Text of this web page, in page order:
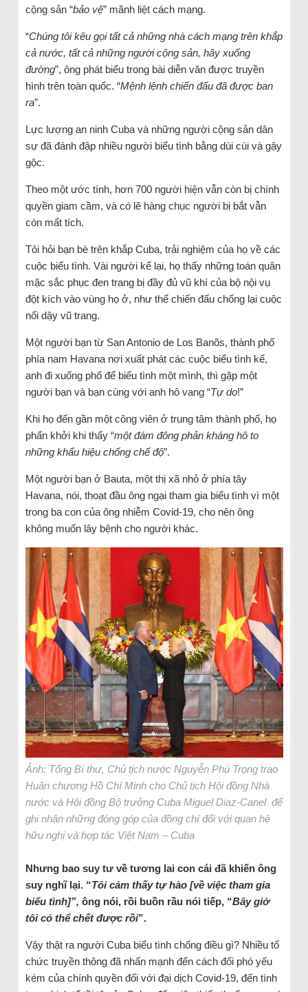
cộng sản “bảo vệ” mãnh liệt cách mạng.
“Chúng tôi kêu gọi tất cả những nhà cách mạng trên khắp
cả nước, tất cả những người cộng sản, hãy xuống
đường”, ông phát biểu trong bài diễn văn được truyền
hình trên toàn quốc. “Mệnh lệnh chiến đấu đã được ban
ra”.
Lực lượng an ninh Cuba và những người cộng sản dân
sự đã đánh đập nhiều người biểu tình bằng dùi cùi và gậy
gộc.
Theo một ước tính, hơn 700 người hiện vẫn còn bị chính
quyền giam cầm, và có lẽ hàng chục người bị bắt vẫn
còn mất tích.
Tôi hỏi bạn bè trên khắp Cuba, trải nghiệm của họ về các
cuộc biểu tình. Vài người kể lại, họ thấy những toán quân
mặc sắc phục đen trang bị đầy đủ vũ khí của bộ nội vụ
đột kích vào vùng họ ở, như thể chiến đấu chống lại cuộc
nổi dậy vũ trang.
Một người bạn từ San Antonio de Los Banõs, thành phố
phía nam Havana nơi xuất phát các cuộc biểu tình kể,
anh đi xuống phố để biểu tình một mình, thì gặp một
người bạn và bạn cùng với anh hô vang “Tự do!”
Khi họ đến gần một công viên ở trung tâm thành phố, họ
phấn khởi khi thấy “một đám đông phản kháng hô to
những khẩu hiệu chống chế độ”.
Một người bạn ở Bauta, một thị xã nhỏ ở phía tây
Havana, nói, thoạt đầu ông ngại tham gia biểu tình vì một
trong ba con của ông nhiễm Covid-19, cho nên ông
không muốn lây bệnh cho người khác.
Ảnh: Tổng Bí thư, Chủ tịch nước Nguyễn Phú Trọng trao
Huân chương Hồ Chí Minh cho Chủ tịch Hội đồng Nhà
nước và Hội đồng Bộ trưởng Cuba Miguel Diaz-Canel để
ghi nhận những đóng góp của đồng chí đối với quan hệ
hữu nghị và hợp tác Việt Nam – Cuba
Nhưng bao suy tư về tương lai con cái đã khiến ông
suy nghĩ lại. “Tôi cảm thấy tự hào [về việc tham gia
biểu tình]”, ông nói, rồi buồn rầu nói tiếp, “Bây giờ
tôi có thể chết được rồi”.
Vậy thật ra người Cuba biểu tình chống điều gì? Nhiều tổ
chức truyền thông đã nhấn mạnh đến cách đối phó yếu
kém của chính quyền đối với đại dịch Covid-19, đến tình